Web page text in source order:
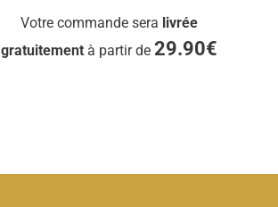
Votre commande sera livrée
gratuitementà partir de 29.90€